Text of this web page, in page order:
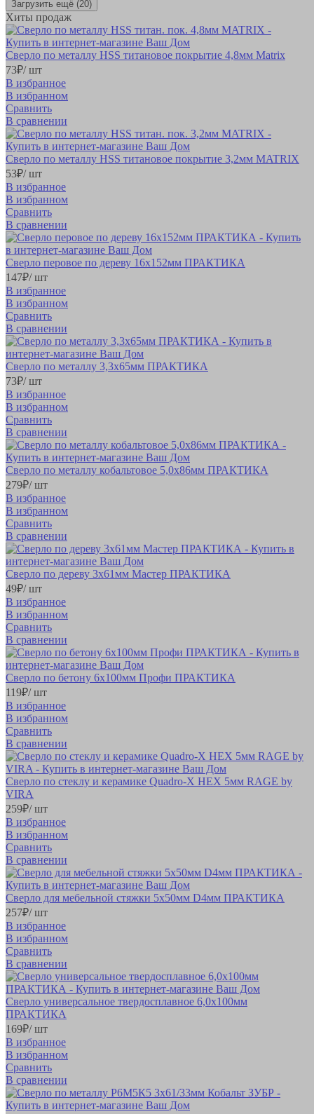
Загрузить ещё (20)
Хиты продаж
Сверло по металлу HSS титановое покрытие 4,8мм Matrix
73₽/ шт
В избранное
В избранном
Сравнить
В сравнении
Сверло по металлу HSS титановое покрытие 3,2мм MATRIX
53₽/ шт
В избранное
В избранном
Сравнить
В сравнении
Сверло перовое по дереву 16х152мм ПРАКТИКА
147₽/ шт
В избранное
В избранном
Сравнить
В сравнении
Сверло по металлу 3,3х65мм ПРАКТИКА
73₽/ шт
В избранное
В избранном
Сравнить
В сравнении
Сверло по металлу кобальтовое 5,0х86мм ПРАКТИКА
279₽/ шт
В избранное
В избранном
Сравнить
В сравнении
Сверло по дереву 3х61мм Мастер ПРАКТИКА
49₽/ шт
В избранное
В избранном
Сравнить
В сравнении
Сверло по бетону 6х100мм Профи ПРАКТИКА
119₽/ шт
В избранное
В избранном
Сравнить
В сравнении
Сверло по стеклу и керамике Quadro-X HEX 5мм RAGE by
VIRA
259₽/ шт
В избранное
В избранном
Сравнить
В сравнении
Сверло для мебельной стяжки 5х50мм D4мм ПРАКТИКА
257₽/ шт
В избранное
В избранном
Сравнить
В сравнении
Сверло универсальное твердосплавное 6,0х100мм
ПРАКТИКА
169₽/ шт
В избранное
В избранном
Сравнить
В сравнении